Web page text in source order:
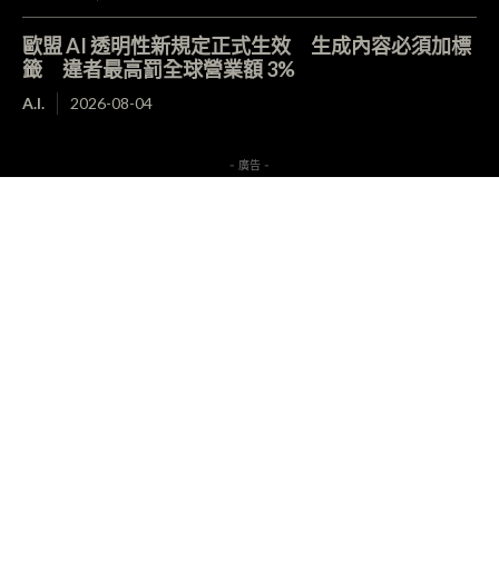
歐盟 AI 透明性新規定正式生效 生成內容必須加標
籤 違者最高罰全球營業額 3%
A.I. 2026-08-04
- 廣告 -